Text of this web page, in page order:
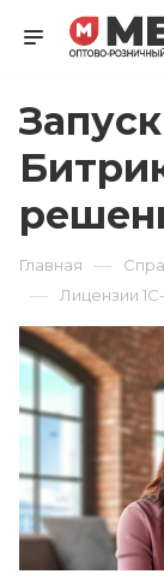
Главная —
— Лицензии